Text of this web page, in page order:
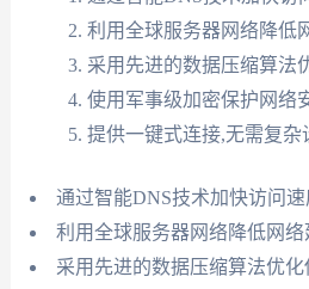
利用全球服务器网络降低
采用先进的数据压缩算法
使用军事级加密保护网络
提供一键式连接,无需复杂
通过智能DNS技术加快访问速
利用全球服务器网络降低网络
采用先进的数据压缩算法优化